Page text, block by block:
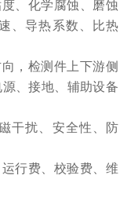
、化学腐蚀、磨蚀
、导热系数、比热
，检测件上下游侧
、接地、辅助设备
干扰、安全性、防
行费、校验费、维